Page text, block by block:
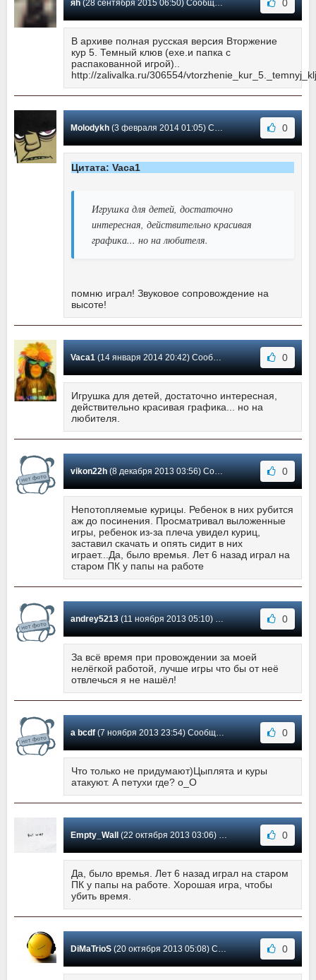
яh (28 сентября 2015 06:50) Сообщение #30 0
В архиве полная русская версия Вторжение
кур 5. Темный клюв (exe.и папка с
распакованной игрой)..
http://zalivalka.ru/306554/
Molodykh(3 февраля 2014 01:05) Сообщение #29 0
Цитата: Vaca1
Игрушка для детей, достаточно
интересная, действительно красивая
графика... но на любителя.
помню играл! Звуковое сопровождение на
высоте!
Vaca1(14 января 2014 20:42) Сообщение #28 0
Игрушка для детей, достаточно интересная,
действительно красивая графика... но на
любителя.
vikon22h(8 декабря 2013 03:56) Сообщение #27 0
Непотопляемые курицы. Ребенок в них рубится
аж до посинения. Просматривал выложенные
игры, ребенок из-за плеча увидел куриц,
заставил скачать и опять сидит в них
играет...Да, было времья. Лет 6 назад играл на
старом ПК у папы на работе
andrey5213(11 ноября 2013 05:10) Сообщение #26 0
За всё время при провождении за моей
нелёгкой работой, лучше игры что бы от неё
отвлечься я не нашёл!
a bcdf(7 ноября 2013 23:54) Сообщение #25 0
Что только не придумают)Цыплята и куры
атакуют. А петухи где? о_О
Empty_Wall(22 октября 2013 03:06) Сообщение #24 0
Да, было времья. Лет 6 назад играл на старом
ПК у папы на работе. Хорошая игра, чтобы
убить время.
DiMaTrioS(20 октября 2013 05:08) Сообщение #23 0